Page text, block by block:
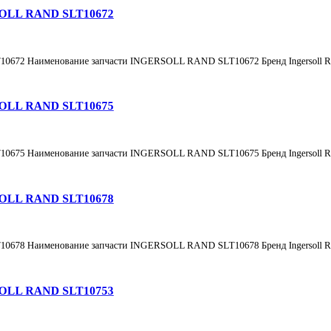
RAND SLT10672
Наименование запчасти INGERSOLL RAND SLT10672 Бренд
RAND SLT10675
Наименование запчасти INGERSOLL RAND SLT10675 Бренд
RAND SLT10678
Наименование запчасти INGERSOLL RAND SLT10678 Бренд
RAND SLT10753